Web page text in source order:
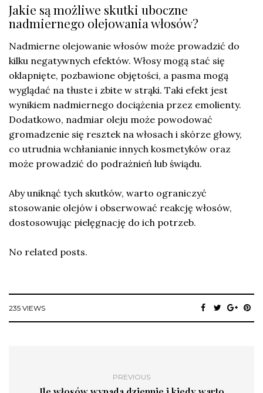
Jakie są możliwe skutki uboczne
nadmiernego olejowania włosów?
Nadmierne olejowanie włosów może prowadzić do
kilku negatywnych efektów. Włosy mogą stać się
oklapnięte, pozbawione objętości, a pasma mogą
wyglądać na tłuste i zbite w strąki. Taki efekt jest
wynikiem nadmiernego dociążenia przez emolienty.
Dodatkowo, nadmiar oleju może powodować
gromadzenie się resztek na włosach i skórze głowy,
co utrudnia wchłanianie innych kosmetyków oraz
może prowadzić do podrażnień lub świądu.
Aby uniknąć tych skutków, warto ograniczyć
stosowanie olejów i obserwować reakcję włosów,
dostosowując pielęgnację do ich potrzeb.
No related posts.
235 VIEWS
PREVIOUS